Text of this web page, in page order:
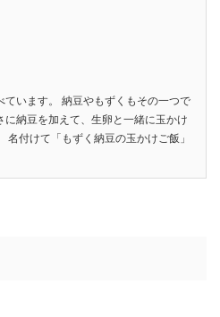
います。 納豆やもずくもその一つで
納豆を加えて、生卵と一緒に玉かけ
名付けて「もずく納豆の玉かけご飯」